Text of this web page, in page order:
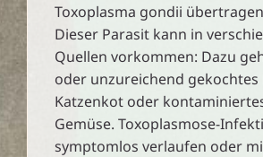
Toxoplasma gondii
Dieser Parasit kann in
Quellen vorkommen: Dazu
oder unzureichend gekochtes
Katzenkot oder
Gemüse. Toxoplasmose-
symptomlos verlaufen oder